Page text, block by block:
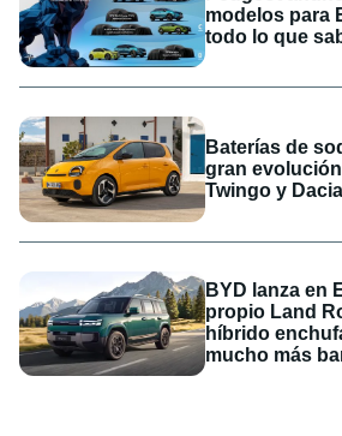
modelos para
todo lo que
Baterías de
gran
Twingo y
BYD lanza en
propio Land
híbrido
mucho más